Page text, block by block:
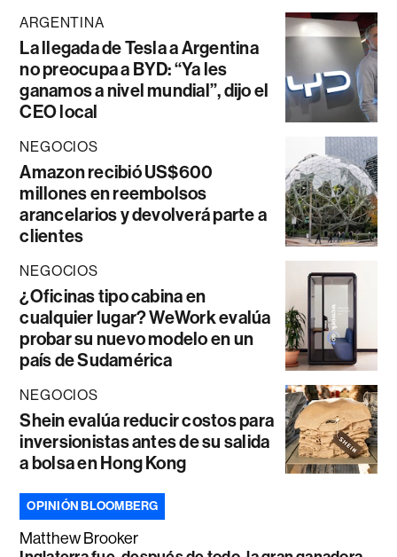
ARGENTINA
La llegada de Tesla a Argentina
no preocupa a BYD: “Ya les
ganamos a nivel mundial”, dijo el
CEO local
NEGOCIOS
Amazon recibió US$600
millones en reembolsos
arancelarios y devolverá parte a
clientes
NEGOCIOS
¿Oficinas tipo cabina en
cualquier lugar? WeWork evalúa
probar su nuevo modelo en un
país de Sudamérica
NEGOCIOS
Shein evalúa reducir costos para
inversionistas antes de su salida
a bolsa en Hong Kong
OPINIÓN BLOOMBERG
Matthew Brooker